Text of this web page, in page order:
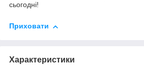
сьогодні!
Приховати
Характеристики